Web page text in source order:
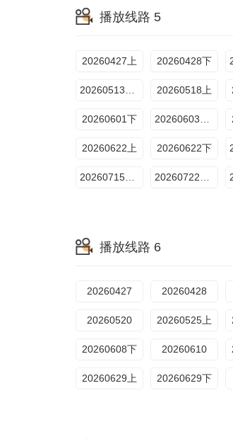
播放线路 5
20260427上 20260428下
20260518上
20260601下
20260622上 20260622下
播放线路 6
20260427 20260428
20260520 20260525上
20260608下 20260610
20260629上 20260629下